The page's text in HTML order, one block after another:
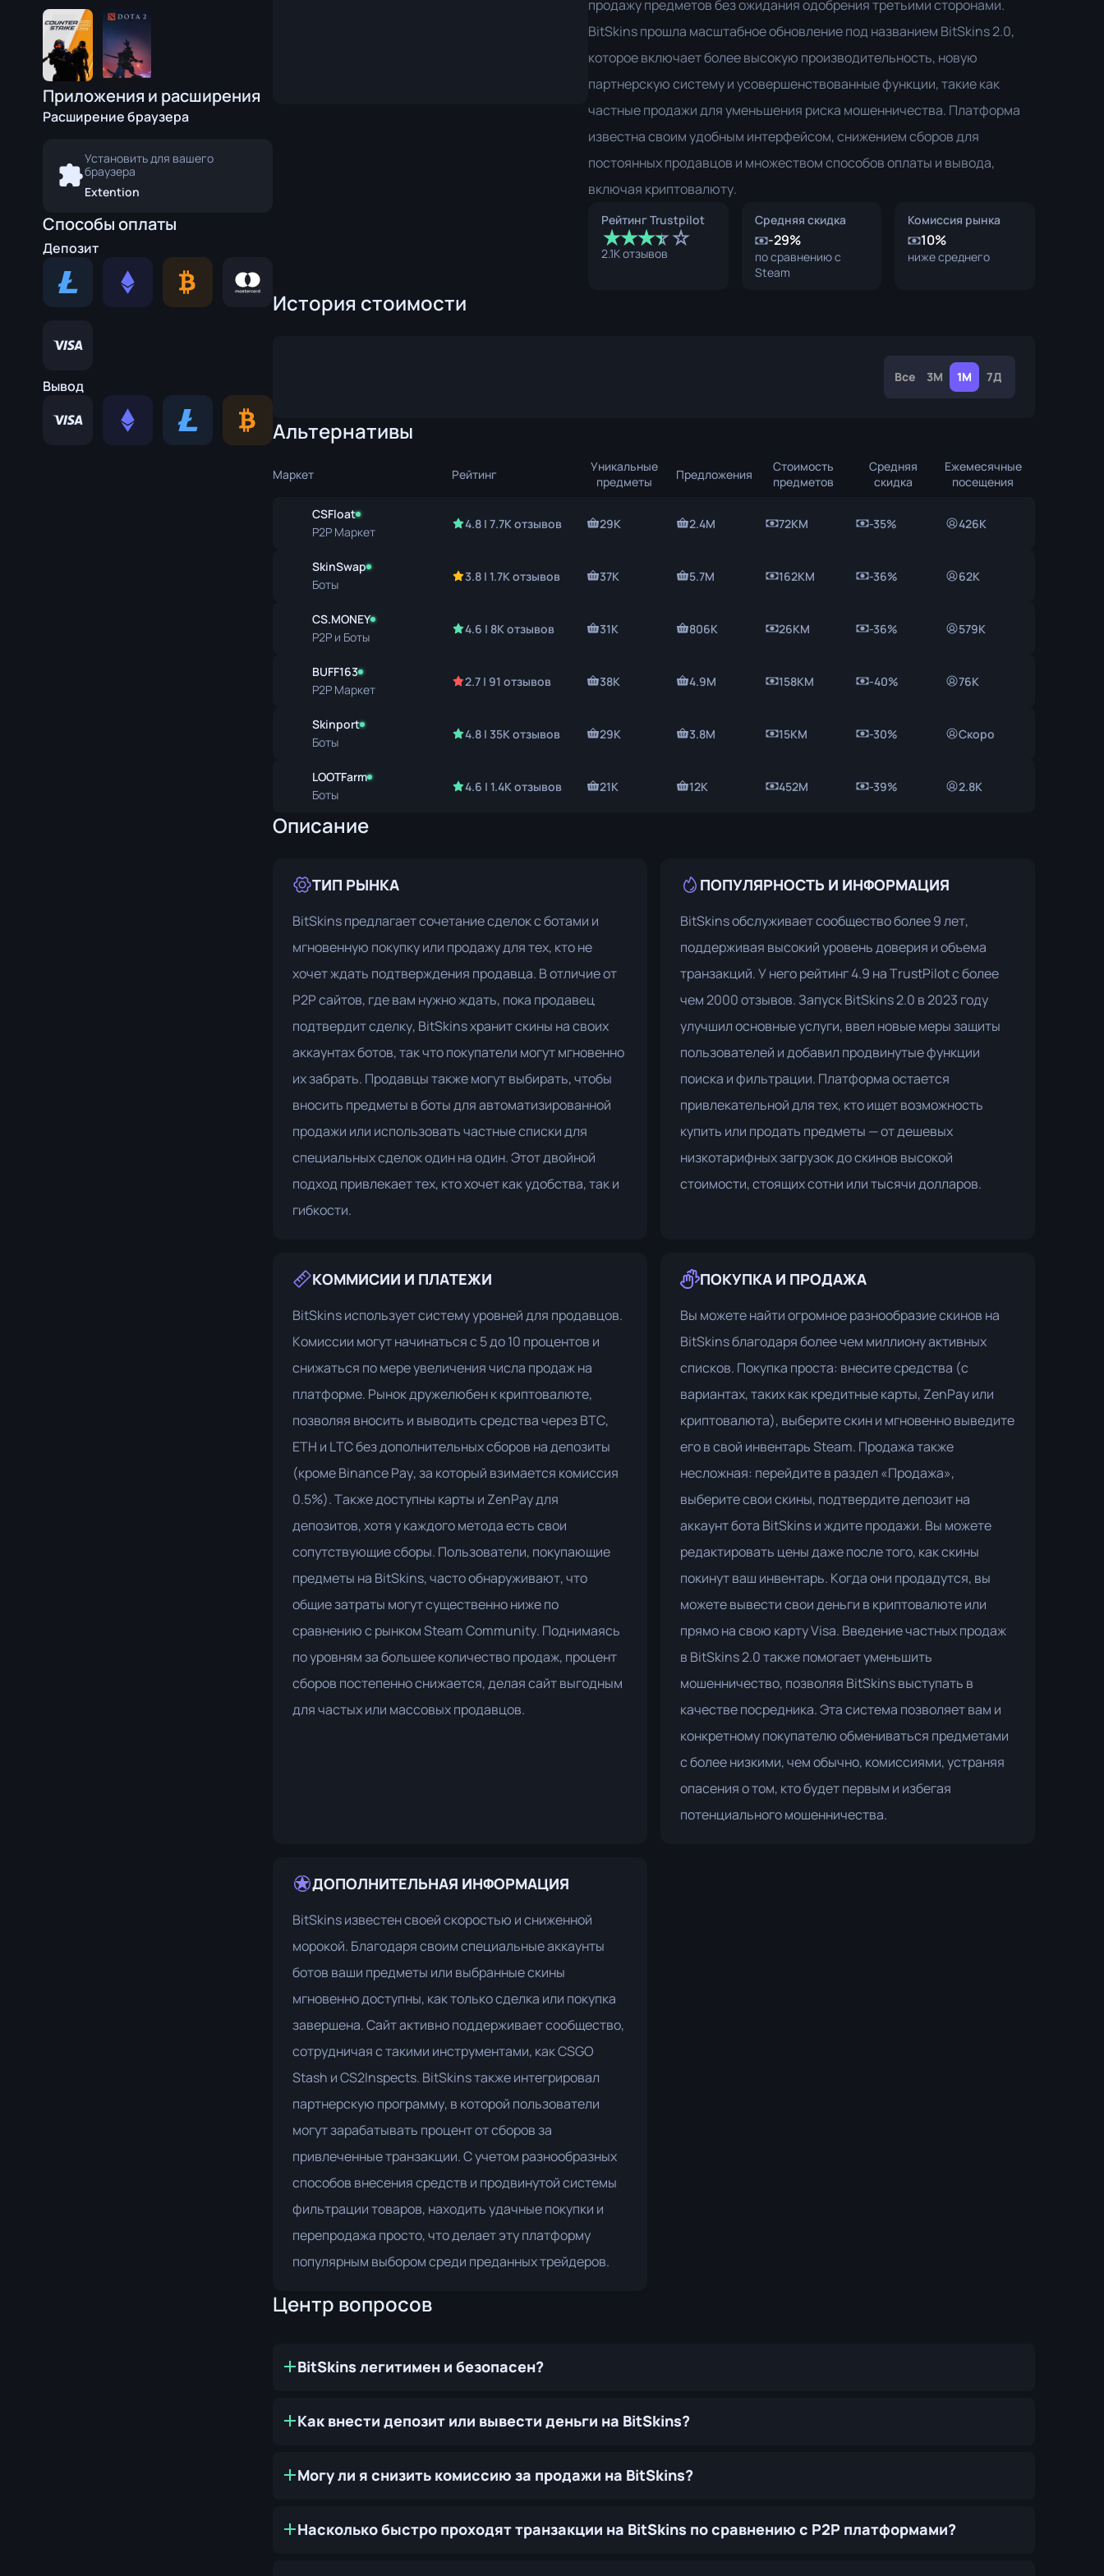
Перчатки Специалиста
Спортивные Перчатки
Скелетный нож
Медвежий нож
UMP-45 Коробки с Граффити
Сувенирный хайлайт
Пины
Приложения и расширения
Расширение браузера
Установить для вашего
браузера
Extention
Способы оплаты
Депозит
Вывод
продажу предметов без ожидания одобрения третьими сторонами.
BitSkins прошла масштабное обновление под названием BitSkins 2.0,
которое включает более высокую производительность, новую
партнерскую систему и усовершенствованные функции, такие как
частные продажи для уменьшения риска мошенничества. Платформа
известна своим удобным интерфейсом, снижением сборов для
постоянных продавцов и множеством способов оплаты и вывода,
включая криптовалюту.
Рейтинг Trustpilot
★★★★
☆☆
2.1K отзывов
Средняя скидка
-29%
по сравнению с
Steam
Комиссия рынка
10%
ниже среднего
История стоимости
7Д
1М
3М
Все
Альтернативы
Маркет Рейтинг
Уникальные
предметы
Предложения
Стоимость
предметов
Средняя
скидка
Ежемесячные
посещения
CSFloat
P2P Маркет
4.8 | 7.7K отзывов 29K 2.4M 72KM -35% 426K
SkinSwap
Боты
3.8 | 1.7K отзывов 37K 5.7M 162KM -36% 62K
CS.MONEY
P2P и Боты
4.6 | 8K отзывов 31K 806K 26KM -36% 579K
BUFF163
P2P Маркет
2.7 | 91 отзывов 38K 4.9M 158KM -40% 76K
Skinport
Боты
4.8 | 35K отзывов 29K 3.8M 15KM -30% Скоро
LOOTFarm
Боты
4.6 | 1.4K отзывов 21K 12K 452M -39% 2.8K
Описание
ТИП РЫНКА
BitSkins предлагает сочетание сделок с ботами и
мгновенную покупку или продажу для тех, кто не
хочет ждать подтверждения продавца. В отличие от
P2P сайтов, где вам нужно ждать, пока продавец
подтвердит сделку, BitSkins хранит скины на своих
аккаунтах ботов, так что покупатели могут мгновенно
их забрать. Продавцы также могут выбирать, чтобы
вносить предметы в боты для автоматизированной
продажи или использовать частные списки для
специальных сделок один на один. Этот двойной
подход привлекает тех, кто хочет как удобства, так и
гибкости.
ПОПУЛЯРНОСТЬ И ИНФОРМАЦИЯ
BitSkins обслуживает сообщество более 9 лет,
поддерживая высокий уровень доверия и объема
транзакций. У него рейтинг 4.9 на TrustPilot с более
чем 2000 отзывов. Запуск BitSkins 2.0 в 2023 году
улучшил основные услуги, ввел новые меры защиты
пользователей и добавил продвинутые функции
поиска и фильтрации. Платформа остается
привлекательной для тех, кто ищет возможность
купить или продать предметы — от дешевых
низкотарифных загрузок до скинов высокой
стоимости, стоящих сотни или тысячи долларов.
КОММИСИИ И ПЛАТЕЖИ
BitSkins использует систему уровней для продавцов.
Комиссии могут начинаться с 5 до 10 процентов и
снижаться по мере увеличения числа продаж на
платформе. Рынок дружелюбен к криптовалюте,
позволяя вносить и выводить средства через BTC,
ETH и LTC без дополнительных сборов на депозиты
(кроме Binance Pay, за который взимается комиссия
0.5%). Также доступны карты и ZenPay для
депозитов, хотя у каждого метода есть свои
сопутствующие сборы. Пользователи, покупающие
предметы на BitSkins, часто обнаруживают, что
общие затраты могут существенно ниже по
сравнению с рынком Steam Community. Поднимаясь
по уровням за большее количество продаж, процент
сборов постепенно снижается, делая сайт выгодным
для частых или массовых продавцов.
ПОКУПКА И ПРОДАЖА
Вы можете найти огромное разнообразие скинов на
BitSkins благодаря более чем миллиону активных
списков. Покупка проста: внесите средства (с
вариантах, таких как кредитные карты, ZenPay или
криптовалюта), выберите скин и мгновенно выведите
его в свой инвентарь Steam. Продажа также
несложная: перейдите в раздел «Продажа»,
выберите свои скины, подтвердите депозит на
аккаунт бота BitSkins и ждите продажи. Вы можете
редактировать цены даже после того, как скины
покинут ваш инвентарь. Когда они продадутся, вы
можете вывести свои деньги в криптовалюте или
прямо на свою карту Visa. Введение частных продаж
в BitSkins 2.0 также помогает уменьшить
мошенничество, позволяя BitSkins выступать в
качестве посредника. Эта система позволяет вам и
конкретному покупателю обмениваться предметами
с более низкими, чем обычно, комиссиями, устраняя
опасения о том, кто будет первым и избегая
потенциального мошенничества.
ДОПОЛНИТЕЛЬНАЯ ИНФОРМАЦИЯ
BitSkins известен своей скоростью и сниженной
морокой. Благодаря своим специальные аккаунты
ботов ваши предметы или выбранные скины
мгновенно доступны, как только сделка или покупка
завершена. Сайт активно поддерживает сообщество,
сотрудничая с такими инструментами, как CSGO
Stash и CS2Inspects. BitSkins также интегрировал
партнерскую программу, в которой пользователи
могут зарабатывать процент от сборов за
привлеченные транзакции. С учетом разнообразных
способов внесения средств и продвинутой системы
фильтрации товаров, находить удачные покупки и
перепродажа просто, что делает эту платформу
популярным выбором среди преданных трейдеров.
Центр вопросов
BitSkins легитимен и безопасен?
Как внести депозит или вывести деньги на BitSkins?
Могу ли я снизить комиссию за продажи на BitSkins?
Насколько быстро проходят транзакции на BitSkins по сравнению с P2P платформами?